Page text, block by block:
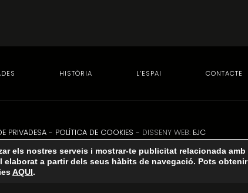
HISTÒRIA L’ESPAI CONTACTE
PRIVADESA - POLÍTICA DE COOKIES - DISSENY WEB: EJC
els nostres serveis i mostrar-te publicitat relacionada amb
a partir dels seus hàbits de navegació. Pots obtenir
AQUI.